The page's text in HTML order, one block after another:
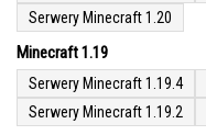
Serwery Minecraft 1.20
Minecraft 1.19
Serwery Minecraft 1.19.4
Serwery Minecraft 1.19.2